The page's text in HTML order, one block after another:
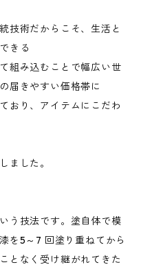
技術だからこそ、生活と
きる
組み込むことで幅広い世
届きやすい価格帯に
おり、アイテムにこだわ
ました。
う技法です。塗自体で模
を5～7 回塗り重ねてから
となく受け継がれてきた